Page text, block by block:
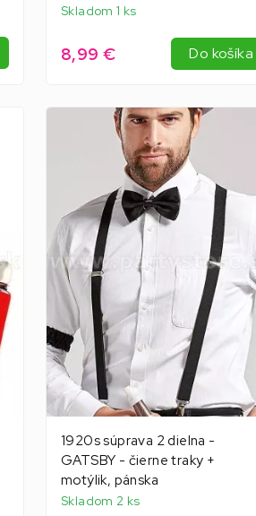
Skladom 1 ks
8,99 € Do košíka
1920s súprava 2 dielna -
GATSBY - čierne traky +
motýlik, pánska
Skladom 2 ks